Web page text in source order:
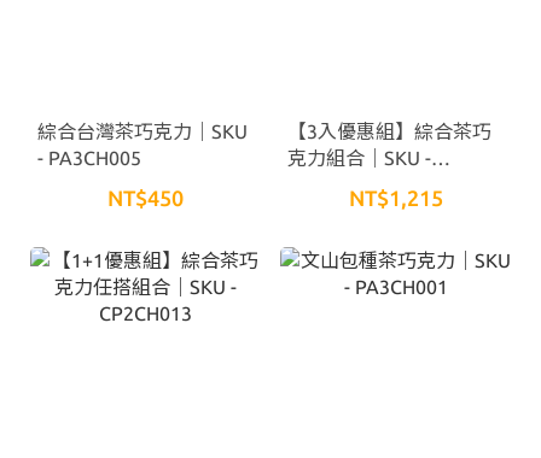
綜合台灣茶巧克力｜SKU
- PA3CH005
NT$450
【3入優惠組】綜合茶巧
克力組合｜SKU -
NT$1,215